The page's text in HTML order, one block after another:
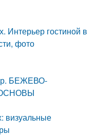
Интерьер гостиной в
фото
БЕЖЕВО-
визуальные